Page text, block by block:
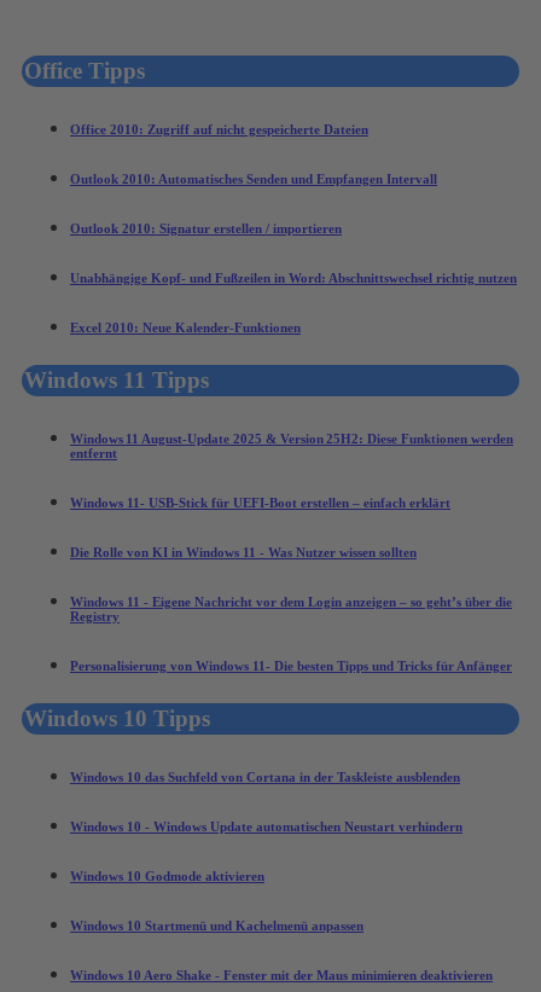
Office Tipps
Office 2010: Zugriff auf nicht gespeicherte Dateien
Outlook 2010: Automatisches Senden und Empfangen Intervall
Outlook 2010: Signatur erstellen / importieren
Unabhängige Kopf- und Fußzeilen in Word: Abschnittswechsel richtig nutzen
Excel 2010: Neue Kalender-Funktionen
Windows 11 Tipps
Windows 11 August‑Update 2025 & Version 25H2: Diese Funktionen werden
entfernt
Windows 11- USB-Stick für UEFI-Boot erstellen – einfach erklärt
Die Rolle von KI in Windows 11 - Was Nutzer wissen sollten
Windows 11 - Eigene Nachricht vor dem Login anzeigen – so geht’s über die
Registry
Personalisierung von Windows 11- Die besten Tipps und Tricks für Anfänger
Windows 10 Tipps
Windows 10 das Suchfeld von Cortana in der Taskleiste ausblenden
Windows 10 - Windows Update automatischen Neustart verhindern
Windows 10 Godmode aktivieren
Windows 10 Startmenü und Kachelmenü anpassen
Windows 10 Aero Shake - Fenster mit der Maus minimieren deaktivieren